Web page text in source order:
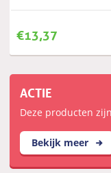
€13,37
ACTIE
Deze producten
Bekijk meer